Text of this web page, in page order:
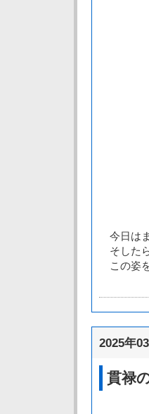
今日は
そした
この姿
2025年
貫禄